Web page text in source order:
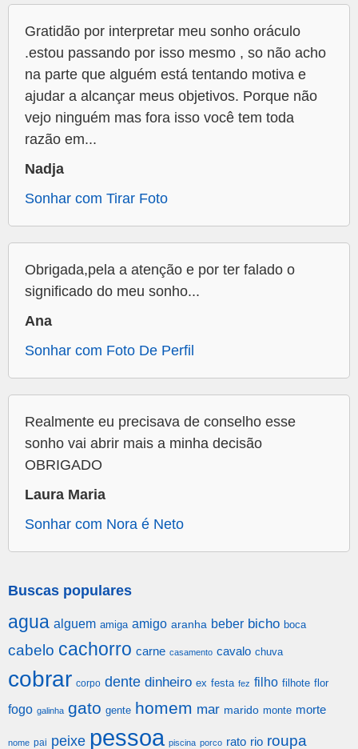
Gratidão por interpretar meu sonho oráculo
.estou passando por isso mesmo , so não acho
na parte que alguém está tentando motiva e
ajudar a alcançar meus objetivos. Porque não
vejo ninguém mas fora isso você tem toda
razão em...
Nadja
Sonhar com Tirar Foto
Obrigada,pela a atenção e por ter falado o
significado do meu sonho...
Ana
Sonhar com Foto De Perfil
Realmente eu precisava de conselho esse
sonho vai abrir mais a minha decisão
OBRIGADO
Laura Maria
Sonhar com Nora é Neto
Buscas populares
agua alguem amiga amigo aranha beber bicho boca
cabelo cachorro carne casamento cavalo chuva
cobrar corpo dente dinheiro ex festa fez filho filhote flor
fogo galinha gato gente homem mar marido monte morte
nome pai peixe pessoa piscina porco rato rio roupa